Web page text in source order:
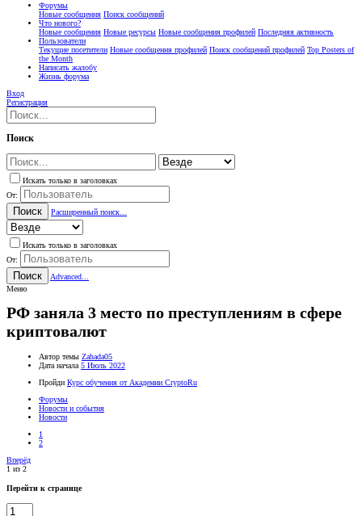
Форумы
Новые сообщения Поиск сообщений
Что нового?
Новые сообщения Новые ресурсы Новые сообщения профилей Последняя активность
Пользователи
Текущие посетители Новые сообщения профилей Поиск сообщений профилей Top Posters of
the Month
Написать жалобу
Жизнь форума
Вход
Регистрация
Поиск
Искать только в заголовках
От:
Поиск Расширенный поиск...
Искать только в заголовках
От:
Поиск
Advanced...
Меню
РФ заняла 3 место по преступлениям в сфере
криптовалют
Автор темы Zahada05
Дата начала 5 Июль 2022
Пройди Курс обучения от Академии CryptoRu
Форумы
Новости и события
Новости
1
2
Вперёд
1 из 2
Перейти к странице